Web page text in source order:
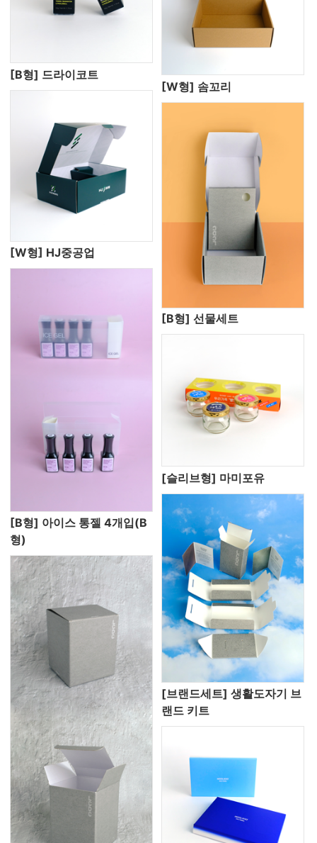
[B형] 드라이코트
[W형] 솜꼬리
[W형] HJ중공업
[B형] 선물세트
[B형] 아이스 통젤 4개입(B
형)
[슬리브형] 마미포유
[브랜드세트] 생활도자기 브
랜드 키트